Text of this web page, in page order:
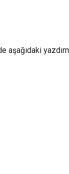
aşağıdaki